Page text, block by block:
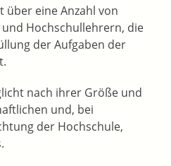
über eine Anzahl von
Hochschullehrern, die
der Aufgaben der
nach ihrer Größe und
und, bei
der Hochschule,